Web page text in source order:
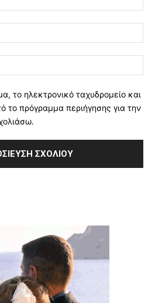
το ηλεκτρονικό ταχυδρομείο και
το πρόγραμμα περιήγησης για την